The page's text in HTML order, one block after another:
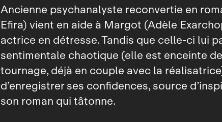
Ancienne psychanalyste reconvertie en
Efira) vient en aide à Margot (Adèle
actrice en détresse. Tandis que celle‑ci lui
sentimentale chaotique (elle est enceinte
tournage, déjà en couple avec la
d’enregistrer ses confidences, source
son roman qui tâtonne.